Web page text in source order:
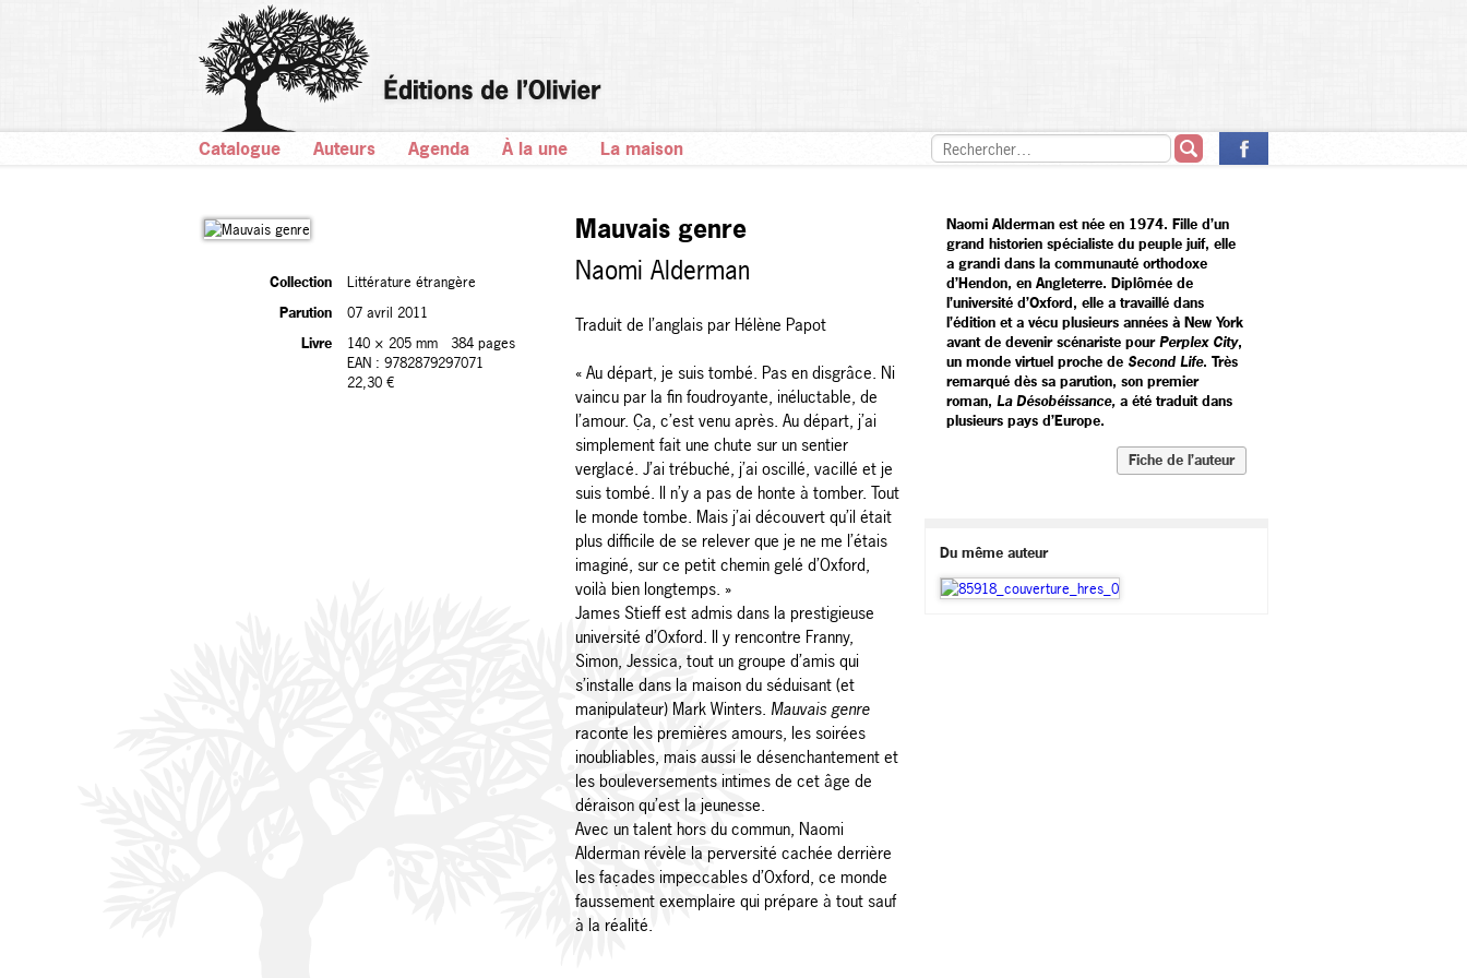
Catalogue Auteurs Agenda À la une La maison
Collection
Littérature étrangère
Parution
07 avril 2011
Livre
140 × 205 mm
384 pages
EAN : 9782879297071
22,30 €
Mauvais genre
Naomi Alderman
Traduit de l’anglais par Hélène Papot
« Au départ, je suis tombé. Pas en disgrâce. Ni
vaincu par la fin foudroyante, inéluctable, de
l’amour. Ça, c’est venu après. Au départ, j’ai
simplement fait une chute sur un sentier
verglacé. J’ai trébuché, j’ai oscillé, vacillé et je
suis tombé. Il n’y a pas de honte à tomber. Tout
le monde tombe. Mais j’ai découvert qu’il était
plus difficile de se relever que je ne me l’étais
imaginé, sur ce petit chemin gelé d’Oxford,
voilà bien longtemps. »
James Stieff est admis dans la prestigieuse
université d’Oxford. Il y rencontre Franny,
Simon, Jessica, tout un groupe d’amis qui
s’installe dans la maison du séduisant (et
manipulateur) Mark Winters. Mauvais genre
raconte les premières amours, les soirées
inoubliables, mais aussi le désenchantement et
les bouleversements intimes de cet âge de
déraison qu’est la jeunesse.
Avec un talent hors du commun, Naomi
Alderman révèle la perversité cachée derrière
les façades impeccables d’Oxford, ce monde
faussement exemplaire qui prépare à tout sauf
à la réalité.
Naomi Alderman est née en 1974. Fille d’un
grand historien spécialiste du peuple juif, elle
a grandi dans la communauté orthodoxe
d’Hendon, en Angleterre. Diplômée de
l’université d’Oxford, elle a travaillé dans
l’édition et a vécu plusieurs années à New York
avant de devenir scénariste pourPerplex City,
un monde virtuel proche de Second Life. Très
remarqué dès sa parution, son premier
roman, La Désobéissance, a été traduit dans
plusieurs pays d’Europe.
Fiche de l’auteur
Du même auteur